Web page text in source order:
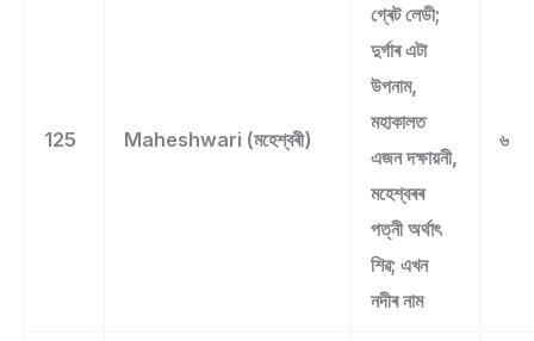
125 Maheshwari (মহেশ্বৰী)
গ্ৰেট লেডী;
দুৰ্গাৰ এটা
উপনাম,
মহাকালত
এজন দক্ষায়নী,
মহেশ্বৰৰ
পত্নী অৰ্থাৎ
শিৱ; এখন
নদীৰ নাম
৬